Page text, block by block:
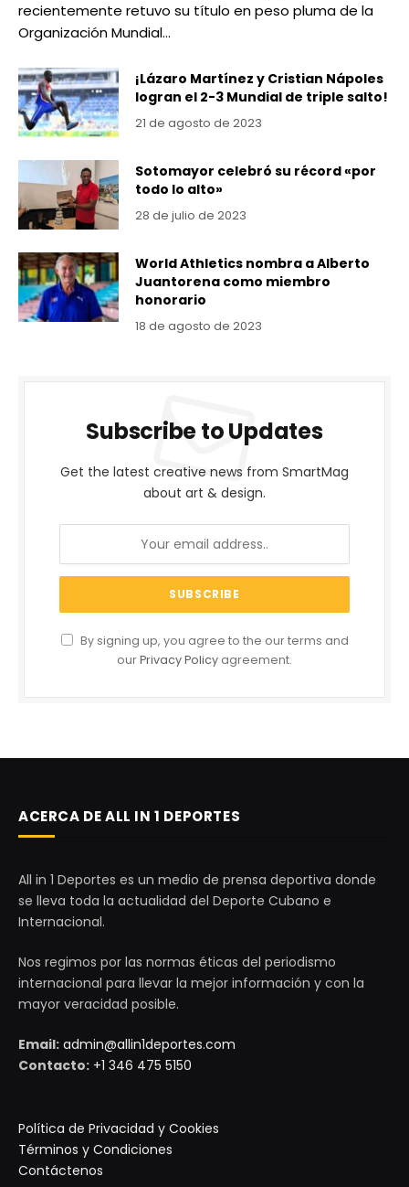
recientemente retuvo su título en peso pluma de la
Organización Mundial…
¡Lázaro Martínez y Cristian Nápoles
logran el 2-3 Mundial de triple salto!
21 de agosto de 2023
Sotomayor celebró su récord «por
todo lo alto»
28 de julio de 2023
World Athletics nombra a Alberto
Juantorena como miembro
honorario
18 de agosto de 2023
Subscribe to Updates
Get the latest creative news from SmartMag
about art & design.
By signing up, you agree to the our terms and
ourPrivacy Policy agreement.
ACERCA DE ALL IN 1 DEPORTES
All in 1 Deportes es un medio de prensa deportiva donde
se lleva toda la actualidad del Deporte Cubano e
Internacional.
Nos regimos por las normas éticas del periodismo
internacional para llevar la mejor información y con la
mayor veracidad posible.
Email: admin@allin1deportes.com
Contacto: +1 346 475 5150
Política de Privacidad y Cookies
Términos y Condiciones
Contáctenos